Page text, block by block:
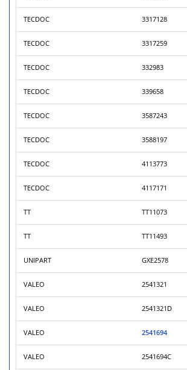
TECDOC 3317128
TECDOC 3317259
TECDOC 332983
TECDOC 339658
TECDOC 3587243
TECDOC 3588197
TECDOC 4113773
TECDOC 4117171
TT TT11073
TT TT11493
UNIPART GXE2578
VALEO 2541321
VALEO 2541321D
VALEO 2541694
VALEO 2541694C